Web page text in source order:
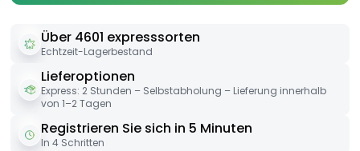
Über 4601 expresssorten
Echtzeit-Lagerbestand
Lieferoptionen
Express: 2 Stunden – Selbstabholung – Lieferung innerhalb
von 1–2 Tagen
Registrieren Sie sich in 5 Minuten
In 4 Schritten